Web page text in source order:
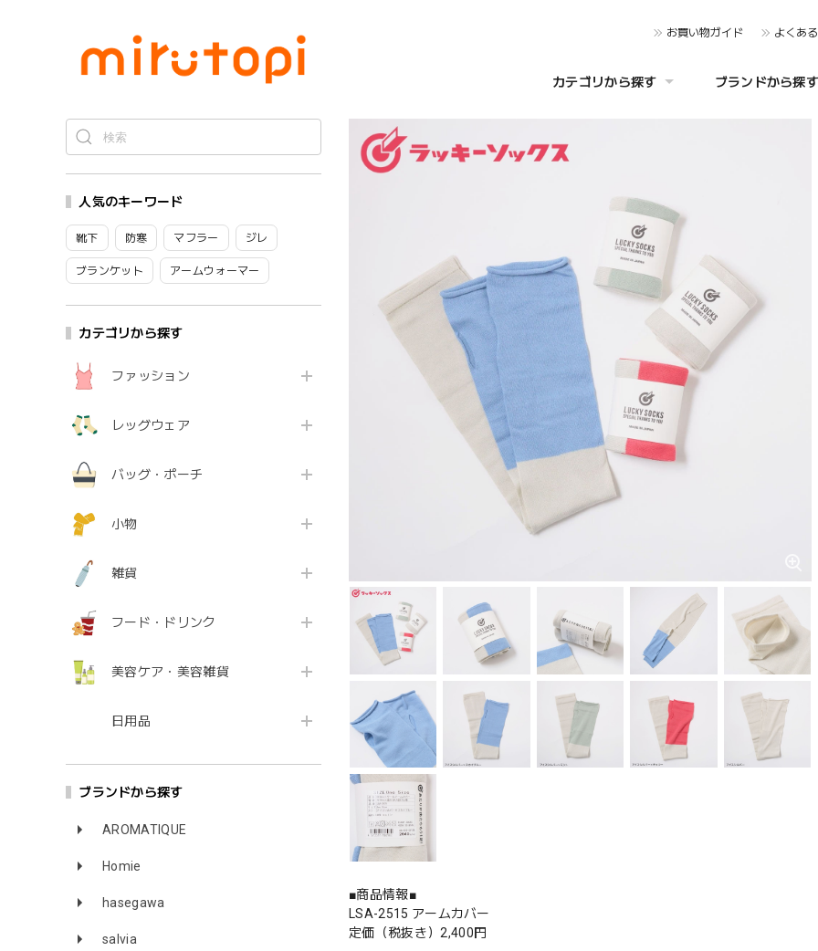
お買い物ガイド よくあ
カテゴリから探す ブランドから探
人気のキーワード
靴下 防寒 マフラー ジレ
ブランケット アームウォーマー
カテゴリから探す
ファッション
レッグウェア
バッグ・ポーチ
小物
雑貨
フード・ドリンク
美容ケア・美容雑貨
日用品
ブランドから探す
AROMATIQUE
Homie
hasegawa
salvia
■商品情報■
LSA-2515 アームカバー
定価（税抜き）2,400円